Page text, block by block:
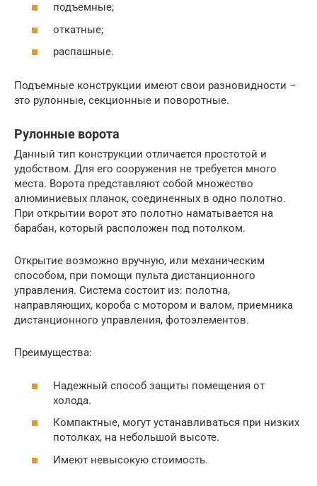
подъемные;
откатные;
распашные.
Подъемные конструкции имеют свои разновидности –
это рулонные, секционные и поворотные.
Рулонные ворота
Данный тип конструкции отличается простотой и
удобством. Для его сооружения не требуется много
места. Ворота представляют собой множество
алюминиевых планок, соединенных в одно полотно.
При открытии ворот это полотно наматывается на
барабан, который расположен под потолком.
Открытие возможно вручную, или механическим
способом, при помощи пульта дистанционного
управления. Система состоит из: полотна,
направляющих, короба с мотором и валом, приемника
дистанционного управления, фотоэлементов.
Преимущества:
Надежный способ защиты помещения от
холода.
Компактные, могут устанавливаться при низких
потолках, на небольшой высоте.
Имеют невысокую стоимость.